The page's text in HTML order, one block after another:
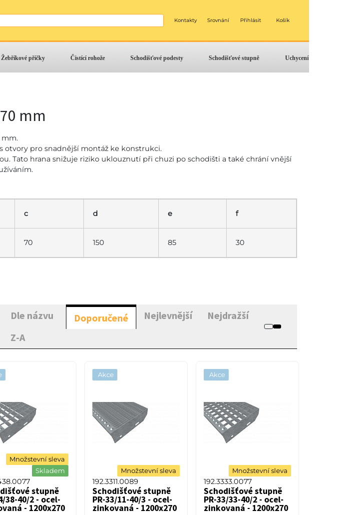
Kontakty Srovnání Přihlásit Košík
Žebříkové příčky Čistící rohože Schodišťové podesty Schodišťové stupně Uchycení
mm
mm.
otvory pro snadnější montáž ke konstrukci.
Tato hrana snižuje riziko uklouznutí při chuzi po schodišti a také chrání vnější
c d e f
70 150 85 30
Dle názvu
Z-A
Doporučené Nejlevnější Nejdražší
Skladem
Množstevní sleva
stupně
38-40/2 - ocel-
- 1200x270
Akce
Množstevní sleva
192.3311.0089
Schodišťové stupně
PR-33/11-40/3 - ocel-
zinkovaná - 1200x270
Akce
Množstevní sleva
192.3333.0077
Schodišťové stupně
PR-33/33-40/2 - ocel-
zinkovaná - 1200x270